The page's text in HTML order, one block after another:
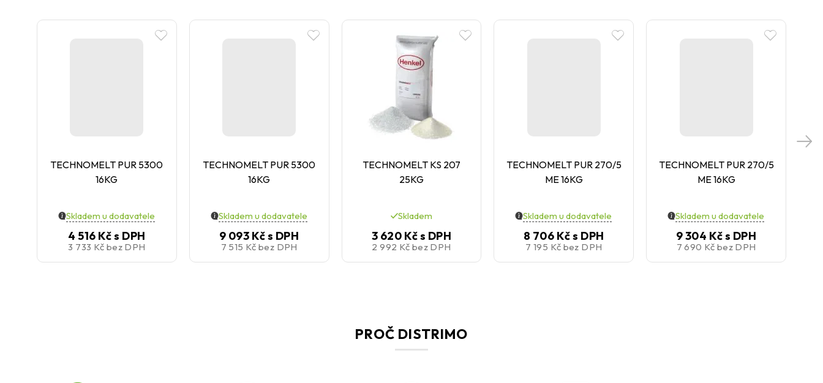
TECHNOMELT PUR 5300
16KG
Skladem u dodavatele
4 516 Kčs DPH
3 733 Kč bez DPH
TECHNOMELT PUR 5300
16KG
Skladem u dodavatele
9 093 Kčs DPH
7 515 Kčbez DPH
TECHNOMELT KS 207
25KG
Skladem
3 620 Kčs DPH
2 992 Kč bez DPH
TECHNOMELT PUR 270/5
ME 16KG
Skladem u dodavatele
8 706 Kčs DPH
7 195 Kč bez DPH
TECHNOMELT PUR 270/5
ME 16KG
Skladem u dodavatele
9 304 Kčs DPH
7 690 Kč bez DPH
PROČ DISTRIMO